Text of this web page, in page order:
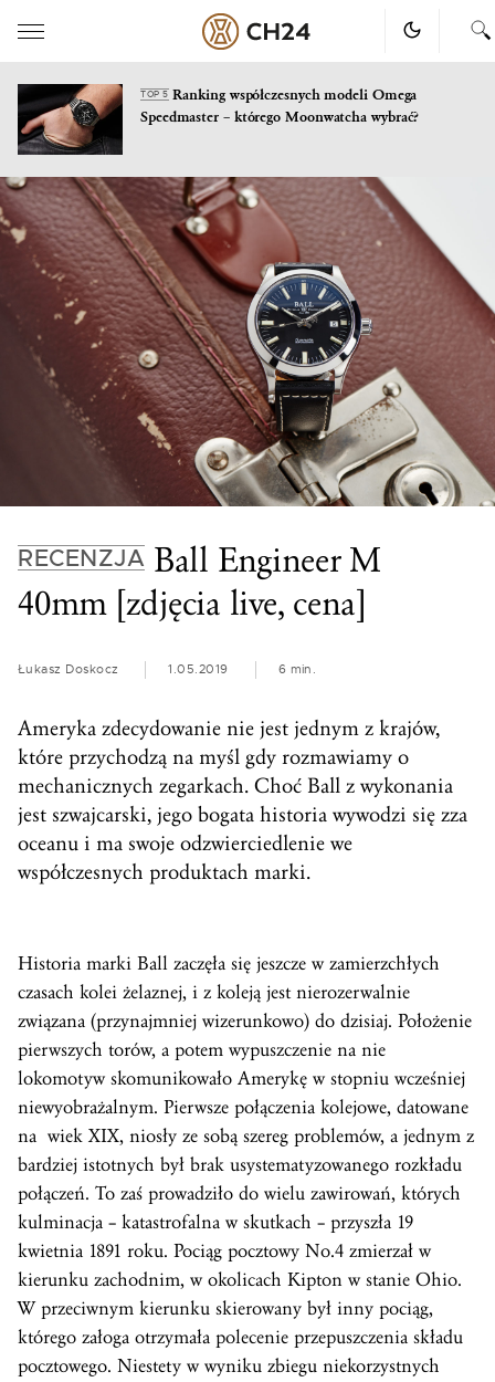
Skip
to
content
TOP 5Ranking współczesnych modeli Omega
Speedmaster – którego Moonwatcha wybrać?
RECENZJA Ball Engineer M
40mm [zdjęcia live, cena]
Łukasz Doskocz 1.05.2019 6 min.
Ameryka zdecydowanie nie jest jednym z krajów,
które przychodzą na myśl gdy rozmawiamy o
mechanicznych zegarkach. Choć Ball z wykonania
jest szwajcarski, jego bogata historia wywodzi się zza
oceanu i ma swoje odzwierciedlenie we
współczesnych produktach marki.
Historia marki Ball zaczęła się jeszcze w zamierzchłych
czasach kolei żelaznej, i z koleją jest nierozerwalnie
związana (przynajmniej wizerunkowo) do dzisiaj. Położenie
pierwszych torów, a potem wypuszczenie na nie
lokomotyw skomunikowało Amerykę w stopniu wcześniej
niewyobrażalnym. Pierwsze połączenia kolejowe, datowane
na wiek XIX, niosły ze sobą szereg problemów, a jednym z
bardziej istotnych był brak usystematyzowanego rozkładu
połączeń. To zaś prowadziło do wielu zawirowań, których
kulminacja – katastrofalna w skutkach – przyszła 19
kwietnia 1891 roku. Pociąg pocztowy No.4 zmierzał w
kierunku zachodnim, w okolicach Kipton w stanie Ohio.
W przeciwnym kierunku skierowany był inny pociąg,
którego załoga otrzymała polecenie przepuszczenia składu
pocztowego. Niestety w wyniku zbiegu niekorzystnych